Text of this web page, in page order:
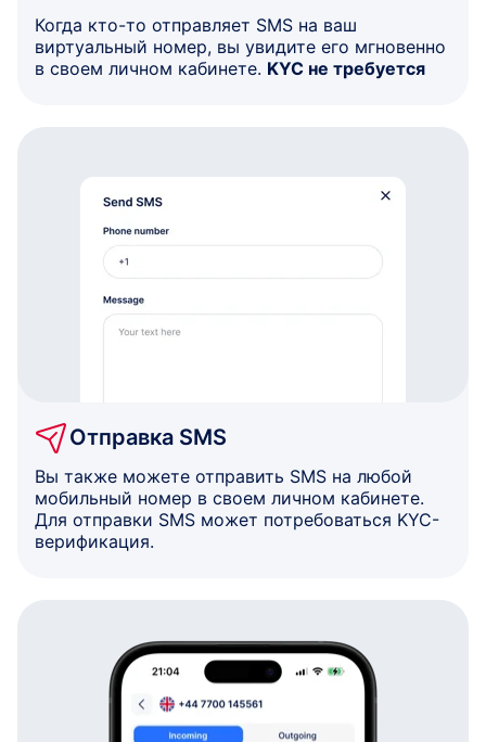
Когда кто-то отправляет SMS на ваш
виртуальный номер, вы увидите его мгновенно
в своем личном кабинете. KYC не требуется
Отправка SMS
Вы также можете отправить SMS на любой
мобильный номер в своем личном кабинете.
Для отправки SMS может потребоваться KYC-
верификация.